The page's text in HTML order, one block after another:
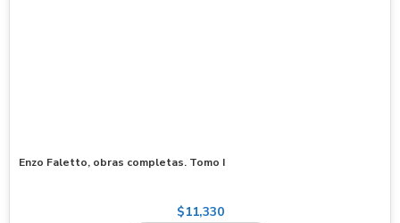
Enzo Faletto, obras completas. Tomo I
$11,330